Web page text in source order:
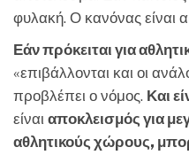
φυλακή. Ο κανόνας είναι
Εάν πρόκειται για
«επιβάλλονται και οι
προβλέπει ο νόμος. Και
είναι αποκλεισμός για
αθλητικούς χώρους,